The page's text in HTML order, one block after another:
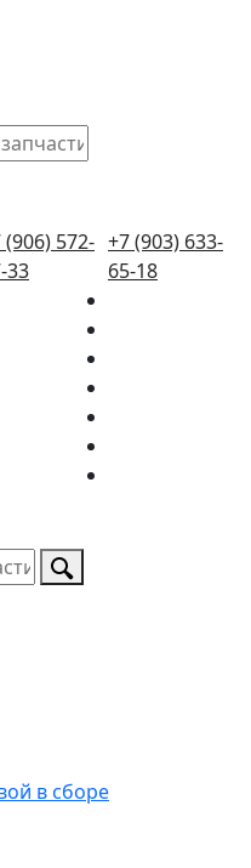
(906) 572-
33
+7 (903) 633-
65-18
в сборе